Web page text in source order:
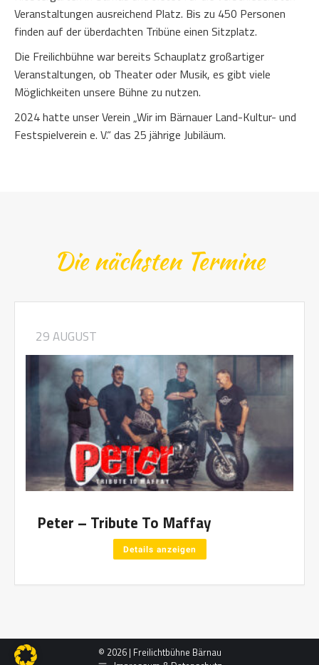
Veranstaltungen ausreichend Platz. Bis zu 450 Personen
finden auf der überdachten Tribüne einen Sitzplatz.
Die Freilichbühne war bereits Schauplatz großartiger
Veranstaltungen, ob Theater oder Musik, es gibt viele
Möglichkeiten unsere Bühne zu nutzen.
2024 hatte unser Verein „Wir im Bärnauer Land-Kultur- und
Festspielverein e. V.“ das 25 jährige Jubiläum.
Die nächsten Termine
29 AUGUST
Peter – Tribute To Maffay
Details anzeigen
© 2026 | Freilichtbühne Bärnau